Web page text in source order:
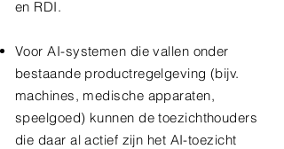
en RDI.
Voor AI-systemen die vallen onder
bestaande productregelgeving (bijv.
machines, medische apparaten,
speelgoed) kunnen de toezichthouders
die daar al actief zijn het AI-toezicht